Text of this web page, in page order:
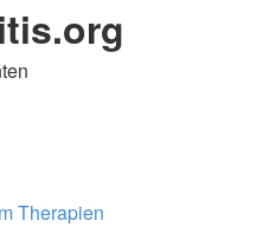
Therapien